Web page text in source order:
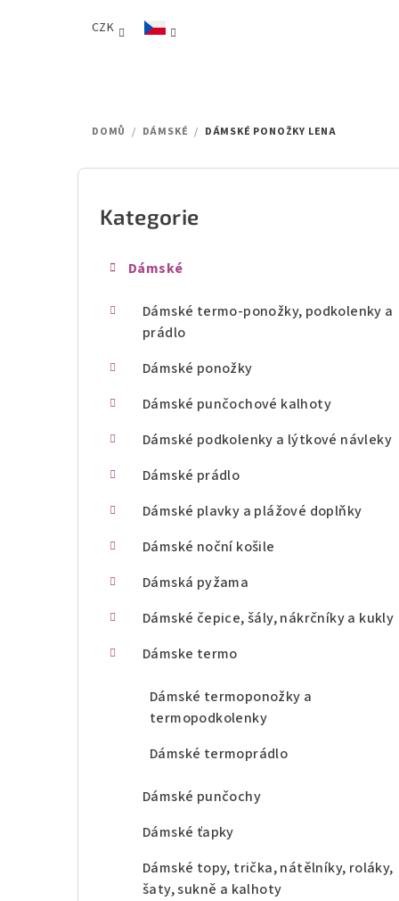
CZK
DOMŮ / DÁMSKÉ / DÁMSKÉ PONOŽKY LENA
Přeskočit
kategorie
Kategorie
Dámské
Dámské termo-ponožky, podkolenky a
prádlo
Dámské ponožky
Dámské punčochové kalhoty
Dámské podkolenky a lýtkové návleky
Dámské prádlo
Dámské plavky a plážové doplňky
Dámské noční košile
Dámská pyžama
Dámské čepice, šály, nákrčníky a kukly
Dámske termo
Dámské termoponožky a
termopodkolenky
Dámské termoprádlo
Dámské punčochy
Dámské ťapky
Dámské topy, trička, nátělníky, roláky,
šaty, sukně a kalhoty